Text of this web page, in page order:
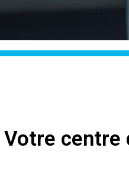
Votre centre